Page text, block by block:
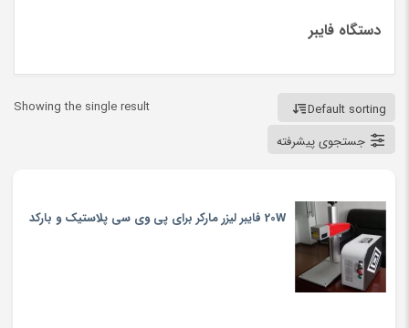
دستگاه فایبر
Showing the single result
Default sorting
جستجوی پیشرفته
20W فایبر لیزر مارکر برای پی وی سی پلاستیک و بارکد